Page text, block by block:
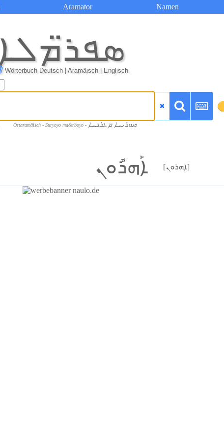
Aramator Namen
ܣܦܪ̈ܡܠܐ
Wörterbuch Deutsch | Aramäisch | Englisch
Ostaramäisch - Suryoyo maĉerboyo - ܣܘܪܝܝܐ ܡܥܪܒܝܐ
ܐܰܗܪܽܘܢ [ܐܗܪܘܢ]